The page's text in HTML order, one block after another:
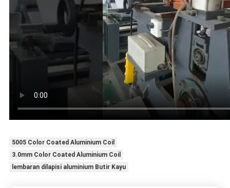
5005 Color Coated Aluminium Coil
3.0mm Color Coated Aluminium Coil
lembaran dilapisi aluminium Butir Kayu